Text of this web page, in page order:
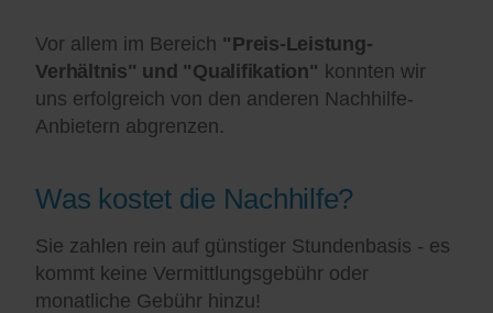
Vor allem im Bereich "Preis-Leistung-
Verhältnis" und "Qualifikation" konnten wir
uns erfolgreich von den anderen Nachhilfe-
Anbietern abgrenzen.
Was kostet die Nachhilfe?
Sie zahlen rein auf günstiger Stundenbasis - es
kommt keine Vermittlungsgebühr oder
monatliche Gebühr hinzu!